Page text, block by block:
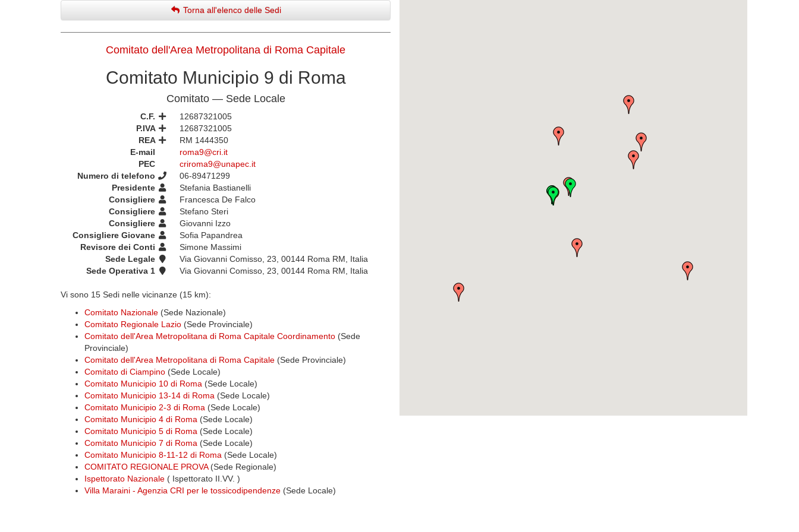
Torna all'elenco delle Sedi
Comitato dell'Area Metropolitana di Roma Capitale
Comitato Municipio 9 di Roma
Comitato — Sede Locale
C.F.
12687321005
P.IVA
12687321005
REA
RM 1444350
E-mail
roma9@cri.it
PEC
criroma9@unapec.it
Numero di telefono
06-89471299
Presidente
Stefania Bastianelli
Consigliere
Francesca De Falco
Consigliere
Stefano Steri
Consigliere
Giovanni Izzo
Consigliere Giovane
Sofia Papandrea
Revisore dei Conti
Simone Massimi
Sede Legale
Via Giovanni Comisso, 23, 00144 Roma RM, Italia
Sede Operativa 1
Via Giovanni Comisso, 23, 00144 Roma RM, Italia
Vi sono 15 Sedi nelle vicinanze (15 km):
Comitato Nazionale (Sede Nazionale)
Comitato Regionale Lazio (Sede Provinciale)
Comitato dell'Area Metropolitana di Roma Capitale Coordinamento (Sede
Provinciale)
Comitato dell'Area Metropolitana di Roma Capitale (Sede Provinciale)
Comitato di Ciampino (Sede Locale)
Comitato Municipio 10 di Roma (Sede Locale)
Comitato Municipio 13-14 di Roma (Sede Locale)
Comitato Municipio 2-3 di Roma (Sede Locale)
Comitato Municipio 4 di Roma (Sede Locale)
Comitato Municipio 5 di Roma (Sede Locale)
Comitato Municipio 7 di Roma (Sede Locale)
Comitato Municipio 8-11-12 di Roma (Sede Locale)
COMITATO REGIONALE PROVA(Sede Regionale)
Ispettorato Nazionale ( Ispettorato II.VV. )
Villa Maraini - Agenzia CRI per le tossicodipendenze (Sede Locale)